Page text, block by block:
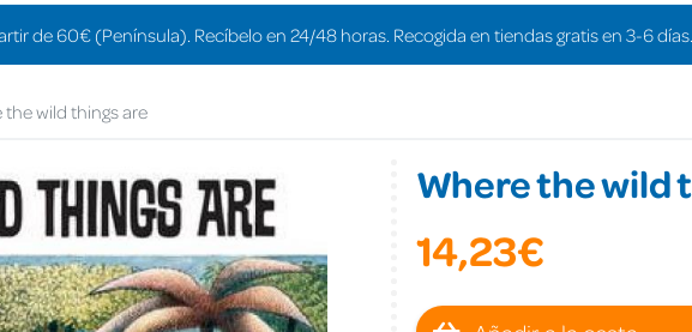
de 60€ (Península). Recíbelo en 24/48 horas. Recogida en tiendas gratis en 3-6 días.
the wild things are
Where the wild
14,23€